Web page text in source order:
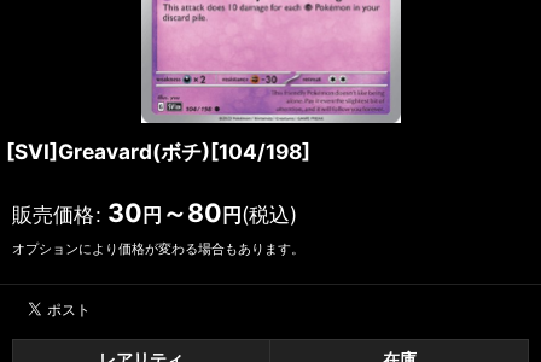
[SVI]Greavard(ボチ)[104/198]
販売価格: 30 円 ～80 円 (税込)
オプションにより価格が変わる場合もあります。